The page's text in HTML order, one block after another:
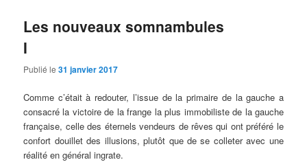
Les nouveaux somnambules
I
Publié le31 janvier 2017
Comme c’était à redouter, l’issue de la primaire de la gauche a
consacré la victoire de la frange la plus immobiliste de la gauche
française, celle des éternels vendeurs de rêves qui ont préféré le
confort douillet des illusions, plutôt que de se colleter avec une
réalité en général ingrate.